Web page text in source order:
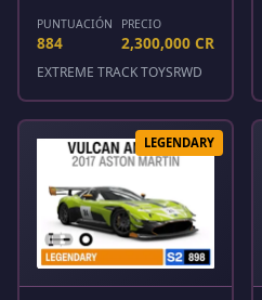
PUNTUACIÓN
884
PRECIO
2,300,000 CR
EXTREME TRACK TOYSRWD
LEGENDARY